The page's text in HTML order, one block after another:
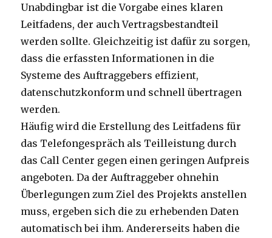
Unabdingbar ist die Vorgabe eines klaren
Leitfadens, der auch Vertragsbestandteil
werden sollte. Gleichzeitig ist dafür zu sorgen,
dass die erfassten Informationen in die
Systeme des Auftraggebers effizient,
datenschutzkonform und schnell übertragen
werden.
Häufig wird die Erstellung des Leitfadens für
das Telefongespräch als Teilleistung durch
das Call Center gegen einen geringen Aufpreis
angeboten. Da der Auftraggeber ohnehin
Überlegungen zum Ziel des Projekts anstellen
muss, ergeben sich die zu erhebenden Daten
automatisch bei ihm. Andererseits haben die